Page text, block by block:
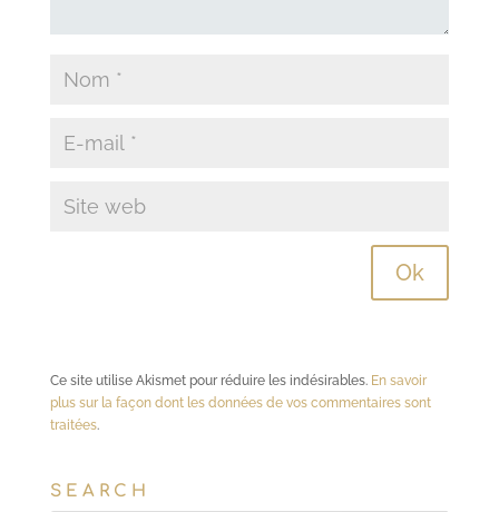
Ce site utilise Akismet pour réduire les indésirables. En savoir
plus sur la façon dont les données de vos commentaires sont
traitées.
SEARCH